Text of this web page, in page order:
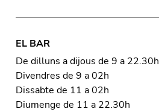
EL BAR
De dilluns a dijous de 9 a 22.30h
Divendres de 9 a 02h
Dissabte de 11 a 02h
Diumenge de 11 a 22.30h